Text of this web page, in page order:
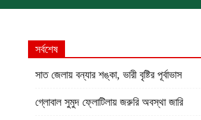
সর্বশেষ
সাত জেলায় বন্যার শঙ্কা, ভারী বৃষ্টির পূর্বাভাস
গ্লোবাল সুমুদ ফ্লোটিলায় জরুরি অবস্থা জারি